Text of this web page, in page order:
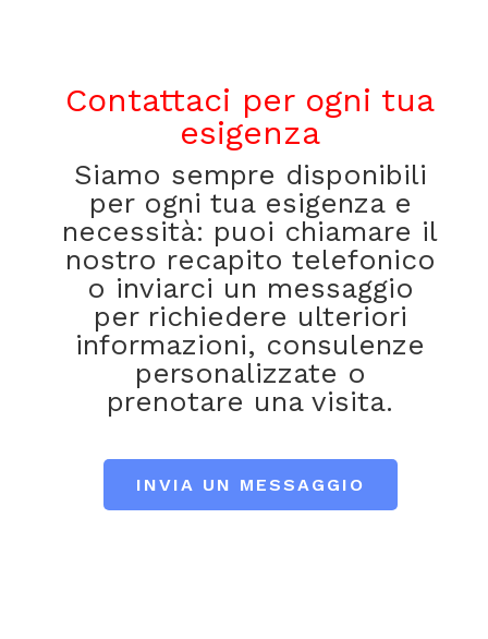
Contattaci per ogni tua
esigenza
Siamo sempre disponibili
per ogni tua esigenza e
necessità: puoi chiamare il
nostro recapito telefonico
o inviarci un messaggio
per richiedere ulteriori
informazioni, consulenze
personalizzate o
prenotare una visita.
INVIA UN MESSAGGIO